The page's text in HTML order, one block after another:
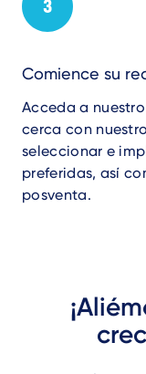
Comience su
Acceda a
cerca con
seleccionar e
preferidas, así
posventa.